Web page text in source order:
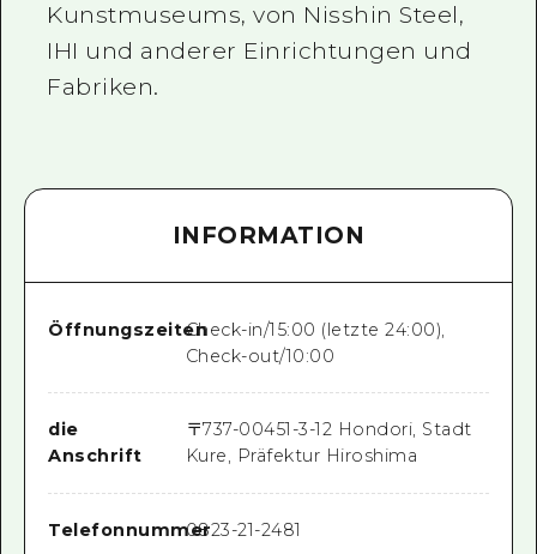
Kunstmuseums, von Nisshin Steel,
IHI und anderer Einrichtungen und
Fabriken.
INFORMATION
ÖffnungszeitenCheck-in/15:00 (letzte 24:00),
Check-out/10:00
die
Anschrift
〒737-00451-3-12 Hondori, Stadt
Kure, Präfektur Hiroshima
Telefonnummer0823-21-2481